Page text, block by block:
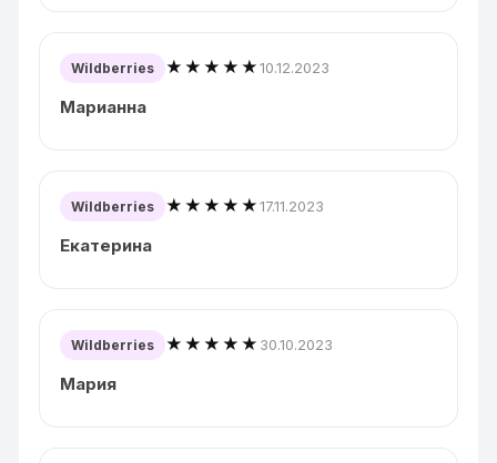
Wildberries ★★★★★10.12.2023
Марианна
Wildberries ★★★★★17.11.2023
Екатерина
Wildberries ★★★★★ 30.10.2023
Мария